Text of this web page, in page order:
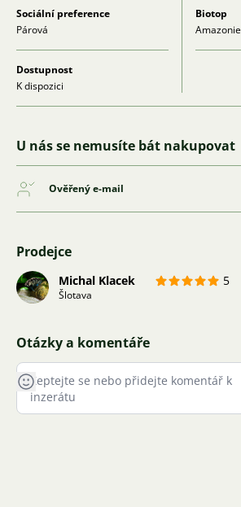
Sociální preference
Párová
Biotop
Amazonie
Dostupnost
K dispozici
U nás se nemusíte bát nakupovat
Ověřený e-mail
Prodejce
Michal Klacek 5
Šlotava
Otázky a komentáře